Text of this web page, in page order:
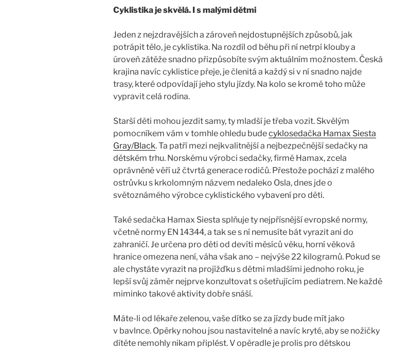
Cyklistika je skvělá. I s malými dětmi
Jeden z nejzdravějších a zároveň nejdostupnějších způsobů, jak
potrápit tělo, je cyklistika. Na rozdíl od běhu při ní netrpí klouby a
úroveň zátěže snadno přizpůsobíte svým aktuálním možnostem. Česká
krajina navíc cyklistice přeje, je členitá a každý si v ní snadno najde
trasy, které odpovídají jeho stylu jízdy. Na kolo se kromě toho může
vypravit celá rodina.
Starší děti mohou jezdit samy, ty mladší je třeba vozit. Skvělým
pomocníkem vám v tomhle ohledu budecyklosedačka Hamax Siesta
Gray/Black. Ta patří mezi nejkvalitnější a nejbezpečnější sedačky na
dětském trhu. Norskému výrobci sedačky, firmě Hamax, zcela
oprávněně věří už čtvrtá generace rodičů. Přestože pochází z malého
ostrůvku s krkolomným názvem nedaleko Osla, dnes jde o
světoznámého výrobce cyklistického vybavení pro děti.
Také sedačka Hamax Siesta splňuje ty nejpřísnější evropské normy,
včetně normy EN 14344, a tak se s ní nemusíte bát vyrazit ani do
zahraničí. Je určena pro děti od devíti měsíců věku, horní věková
hranice omezena není, váha však ano – nejvýše 22 kilogramů. Pokud se
ale chystáte vyrazit na projížďku s dětmi mladšími jednoho roku, je
lepší svůj záměr nejprve konzultovat s ošetřujícím pediatrem. Ne každé
miminko takové aktivity dobře snáší.
Máte-li od lékaře zelenou, vaše dítko se za jízdy bude mít jako
v bavlnce. Opěrky nohou jsou nastavitelné a navíc kryté, aby se nožičky
dítěte nemohly nikam připlést. V opěradle je prolis pro dětskou